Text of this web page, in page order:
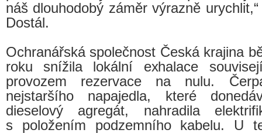
náš dlouhodobý záměr výrazně
Dostál.
Ochranářská společnost Česká krajina
roku snížila lokální exhalace
provozem rezervace na nulu.
nejstaršího napajedla, které
dieselový agregát, nahradila
s položením podzemního kabelu. U